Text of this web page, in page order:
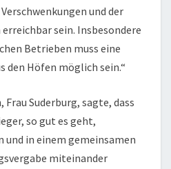
und der
sein. Insbesondere
Betrieben muss eine
den Höfen möglich sein.“
Suderburg, sagte, dass
so gut es geht,
und in einem gemeinsamen
miteinander